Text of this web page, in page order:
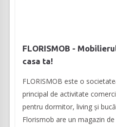
FLORISMOB -
casa ta!
FLORISMOB este o
principal de activitate
pentru dormitor, living și
Florismob are un magazin